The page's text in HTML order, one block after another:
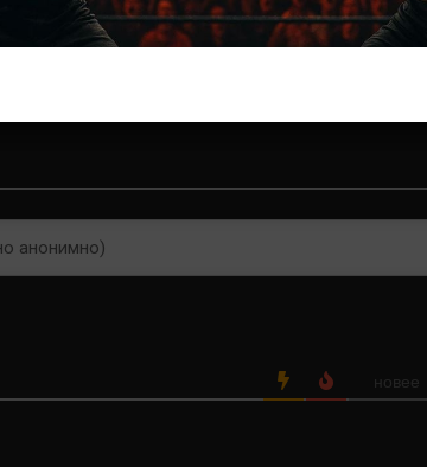
новее